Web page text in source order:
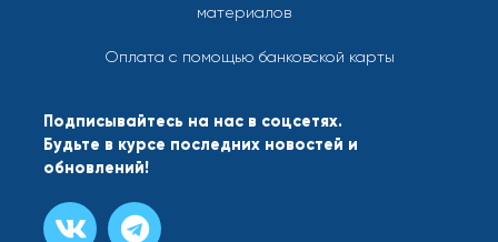
материалов
Оплата с помощью банковской карты
Подписывайтесь на нас в соцсетях.
Будьте в курсе последних новостей и
обновлений!